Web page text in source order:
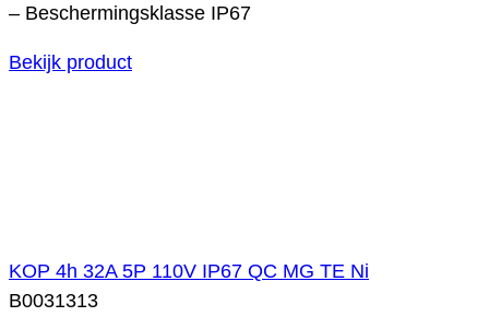
– Beschermingsklasse IP67
Bekijk product
KOP 4h 32A 5P 110V IP67 QC MG TE Ni
B0031313